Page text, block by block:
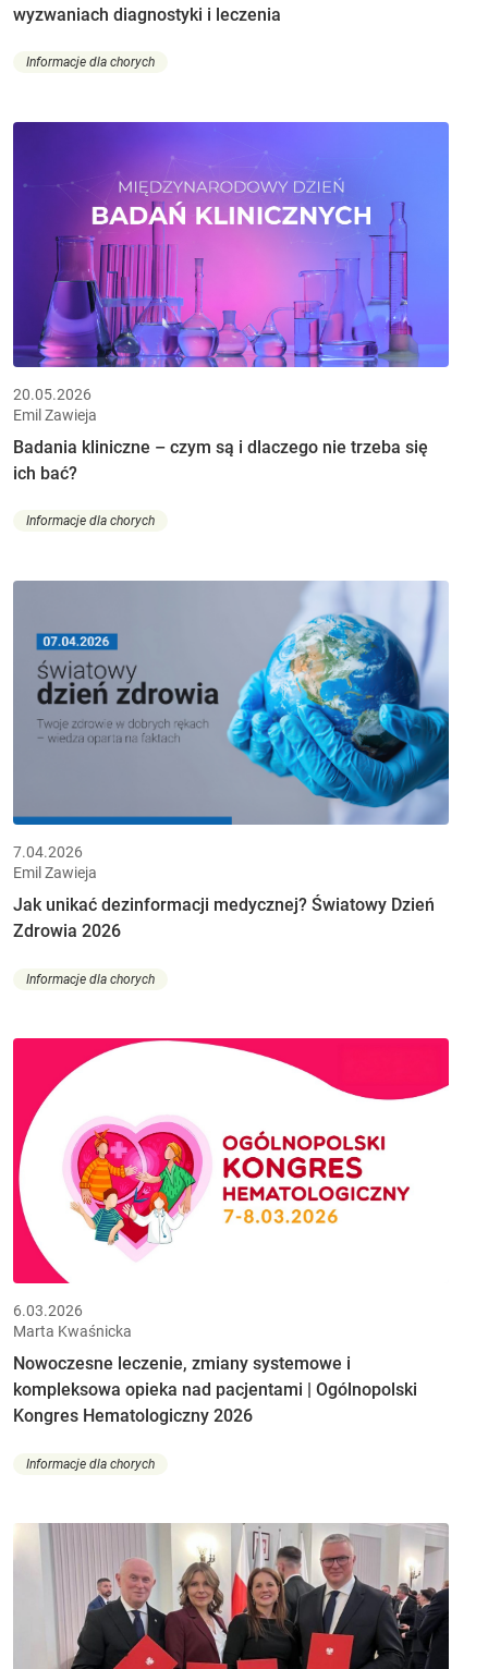
wyzwaniach diagnostyki i leczenia
Informacje dla chorych
20.05.2026
Emil Zawieja
Badania kliniczne – czym są i dlaczego nie trzeba się
ich bać?
Informacje dla chorych
7.04.2026
Emil Zawieja
Jak unikać dezinformacji medycznej? Światowy Dzień
Zdrowia 2026
Informacje dla chorych
6.03.2026
Marta Kwaśnicka
Nowoczesne leczenie, zmiany systemowe i
kompleksowa opieka nad pacjentami | Ogólnopolski
Kongres Hematologiczny 2026
Informacje dla chorych